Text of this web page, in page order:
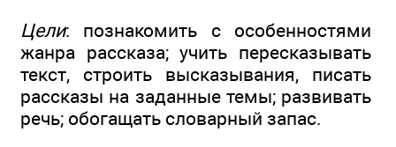
Цели: познакомить с особенностями
жанра рассказа; учить пересказывать
текст, строить высказывания, писать
рассказы на заданные темы; развивать
речь; обогащать словарный запас.